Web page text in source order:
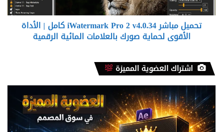
الأداة
الأقوى
المائية
الرقمية
تحميل مباشر iWatermark Pro 2 v4.0.34 كامل | الأداة
الأقوى لحماية صورك بالعلامات المائية الرقمية
اشتراك العضوية المميزة